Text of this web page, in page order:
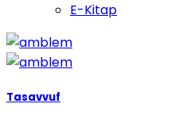
E-Kitap
Tasavvuf